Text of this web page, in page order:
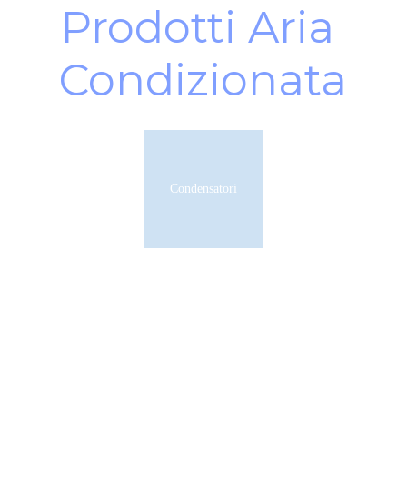
Prodotti Aria
Condizionata
Condensatori